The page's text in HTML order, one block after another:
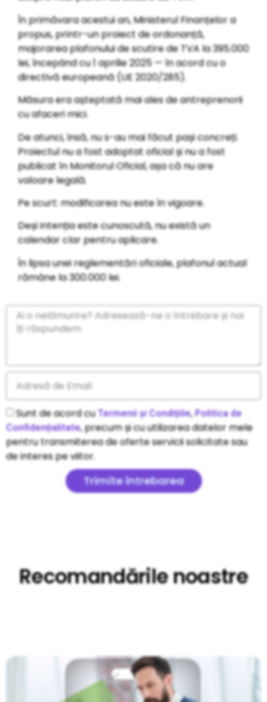
În primăvara acestui an, Ministerul Finanțelor a
propus, printr-un proiect de ordonanță,
majorarea plafonului de scutire de TVA la 395.000
lei, începând cu 1 aprilie 2025 — în acord cu o
directivă europeană (UE 2020/285).
Măsura era așteptată mai ales de antreprenorii
cu afaceri mici.
De atunci, însă, nu s-au mai făcut pași concreți.
Proiectul nu a fost adoptat oficial și nu a fost
publicat în Monitorul Oficial, așa că nu are
valoare legală.
Pe scurt: modificarea nu este în vigoare.
Deși intenția este cunoscută, nu există un
calendar clar pentru aplicare.
În lipsa unei reglementări oficiale, plafonul actual
rămâne la 300.000 lei.
Sunt de acord cuTermenii și Condițiile,Politica de
Confidențialitate, precum și cu utilizarea datelor mele
pentru transmiterea de oferte servicii solicitate sau
de interes pe viitor.
Trimite întrebarea
Recomandările noastre